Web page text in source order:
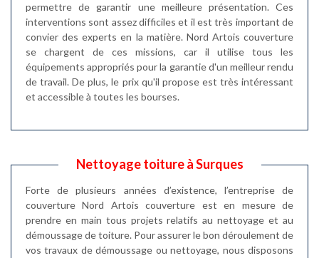
permettre de garantir une meilleure présentation. Ces
interventions sont assez difficiles et il est très important de
convier des experts en la matière. Nord Artois couverture
se chargent de ces missions, car il utilise tous les
équipements appropriés pour la garantie d'un meilleur rendu
de travail. De plus, le prix qu'il propose est très intéressant
et accessible à toutes les bourses.
Nettoyage toiture à Surques
Forte de plusieurs années d’existence, l’entreprise de
couverture Nord Artois couverture est en mesure de
prendre en main tous projets relatifs au nettoyage et au
démoussage de toiture. Pour assurer le bon déroulement de
vos travaux de démoussage ou nettoyage, nous disposons